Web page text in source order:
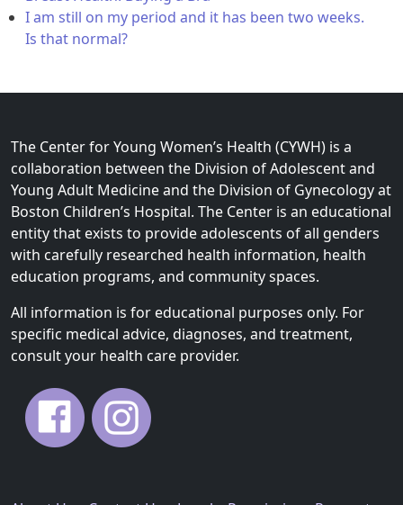
I am still on my period and it has been two weeks.
Is that normal?
The Center for Young Women’s Health (CYWH) is a
collaboration between the Division of Adolescent and
Young Adult Medicine and the Division of Gynecology at
Boston Children’s Hospital. The Center is an educational
entity that exists to provide adolescents of all genders
with carefully researched health information, health
education programs, and community spaces.
All information is for educational purposes only. For
specific medical advice, diagnoses, and treatment,
consult your health care provider.